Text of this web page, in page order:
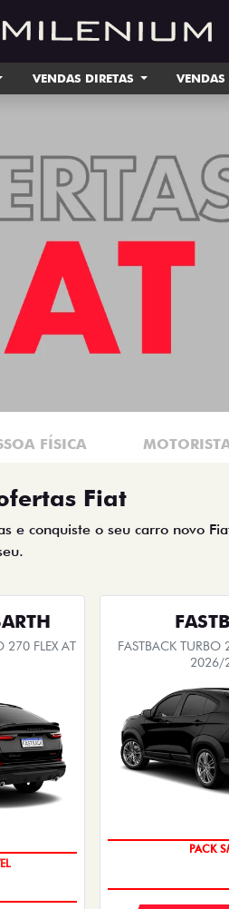
VENDAS DIRETAS VENDAS
FÍSICA
Fiat
e conquiste o seu carro novo
270 FLEX AT
FASTBACK TURBO
2026/
PACK